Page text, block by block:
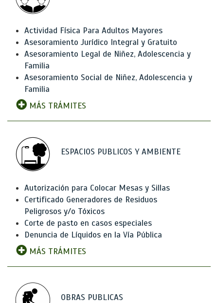
Actividad Física Para Adultos Mayores
Asesoramiento Jurídico Integral y Gratuito
Asesoramiento Legal de Niñez, Adolescencia y
Familia
Asesoramiento Social de Niñez, Adolescencia y
Familia
MÁS TRÁMITES
ESPACIOS PUBLICOS Y AMBIENTE
Autorización para Colocar Mesas y Sillas
Certificado Generadores de Residuos
Peligrosos y/o Tóxicos
Corte de pasto en casos especiales
Denuncia de Líquidos en la Vía Pública
MÁS TRÁMITES
OBRAS PUBLICAS